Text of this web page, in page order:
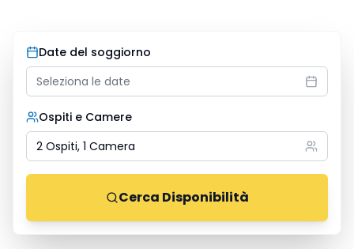
Date del soggiorno
Seleziona le date
Ospiti e Camere
2 Ospiti, 1 Camera
Cerca Disponibilità